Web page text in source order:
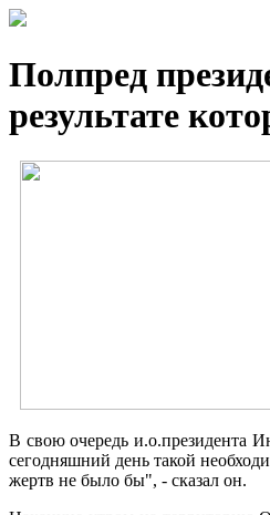
Полпред
результате
В свою очередь и.о.президента
сегодняшний день такой
жертв не было бы", - сказал он.